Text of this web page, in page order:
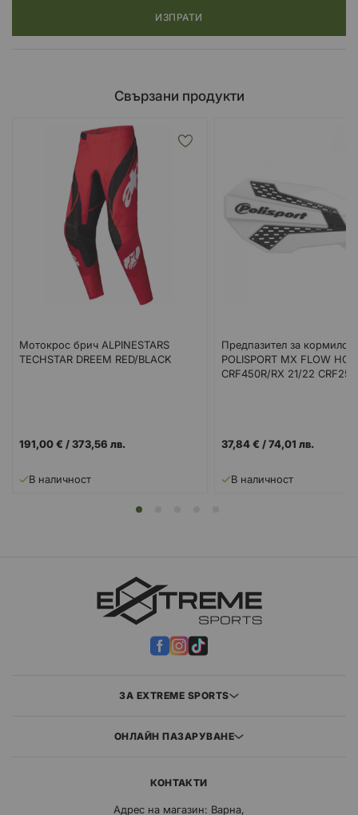
ИЗПРАТИ
Свързани продукти
Мотокрос брич ALPINESTARS
TECHSTAR DREEM RED/BLACK
191,00 € /373,56 лв.
В наличност
Предпазител за кормило
POLISPORT MX FLOW
CRF450R/RX 21/22
37,84 € /74,01 лв.
В наличност
ЗА EXTREME SPORTS
ОНЛАЙН ПАЗАРУВАНЕ
КОНТАКТИ
Адрес на магазин: Варна,